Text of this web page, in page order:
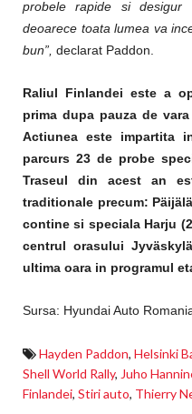
probele rapide si
deoarece toata lumea va
bun”, declarat Paddon.
Raliul Finlandei este a
prima dupa pauza de
Actiunea este impartita
parcurs 23 de probe
Traseul din acest an
traditionale precum:
contine si speciala Harju
centrul orasului
ultima oara in programul
Sursa: Hyundai Auto
Hayden Paddon, Helsinki
Shell World Rally, Juho
Finlandei, Stiri auto, Thierry